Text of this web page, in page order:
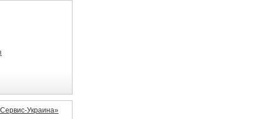
Украина»